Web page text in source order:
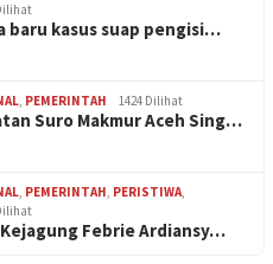
baru kasus suap pengisi…
, PEMERINTAH 1424 Dilihat
Suro Makmur Aceh Sing…
, PEMERINTAH, PERISTIWA,
Kejagung Febrie Ardiansy…